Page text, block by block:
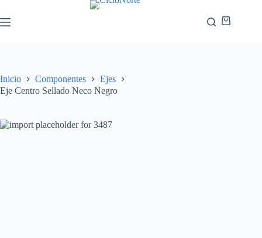
Inicio Componentes
Ejes
Eje Centro Sellado Neco Negro